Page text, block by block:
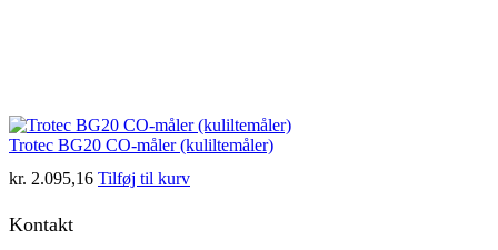
Trotec BG20 CO-måler (kuliltemåler)
kr. 2.095,16 Tilføj til kurv
Kontakt